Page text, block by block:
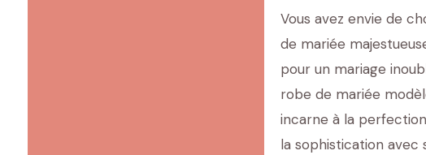
Vous avez envie de
de mariée
pour un mariage
robe de mariée
incarne à la
la sophistication avec